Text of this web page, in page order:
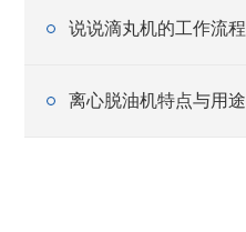
说说滴丸机的工作流程
离心脱油机特点与用途